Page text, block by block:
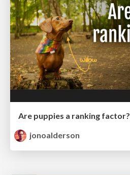
Are puppies a ranking factor?
jonoalderson